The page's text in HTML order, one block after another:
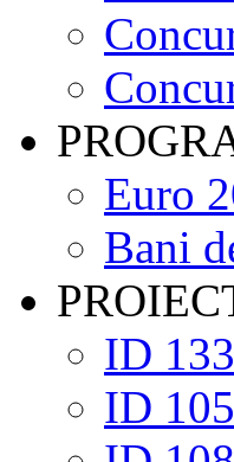
Euro
Bani
ID
ID